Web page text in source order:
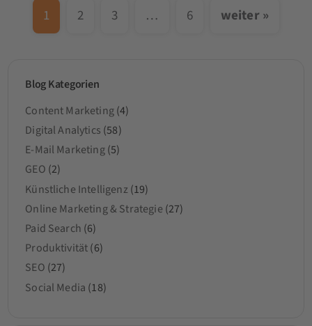
1 2 3 … 6 weiter »
Blog Kategorien
Content Marketing(4)
Digital Analytics (58)
E-Mail Marketing(5)
GEO (2)
Künstliche Intelligenz(19)
Online Marketing & Strategie (27)
Paid Search (6)
Produktivität(6)
SEO (27)
Social Media (18)